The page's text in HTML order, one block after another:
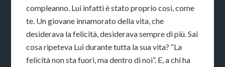
compleanno. Lui infatti è stato proprio così, come
te. Un giovane innamorato della vita, che
desiderava la felicità, desiderava sempre di più. Sai
cosa ripeteva Lui durante tutta la sua vita? “La
felicità non sta fuori, ma dentro di noi”. E, a chi ha